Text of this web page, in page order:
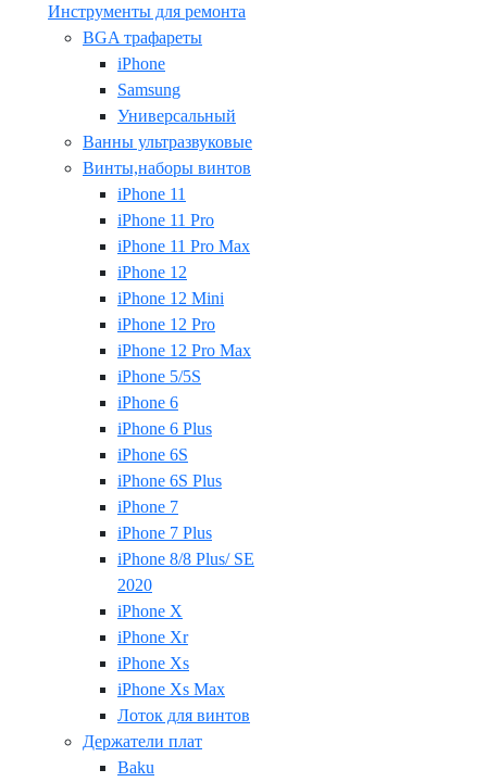
Инструменты для ремонта
BGA трафареты
iPhone
Samsung
Универсальный
Ванны ультразвуковые
Винты,наборы винтов
iPhone 11
iPhone 11 Pro
iPhone 11 Pro Max
iPhone 12
iPhone 12 Mini
iPhone 12 Pro
iPhone 12 Pro Max
iPhone 5/5S
iPhone 6
iPhone 6 Plus
iPhone 6S
iPhone 6S Plus
iPhone 7
iPhone 7 Plus
iPhone 8/8 Plus/ SE
2020
iPhone X
iPhone Xr
iPhone Xs
iPhone Xs Max
Лоток для винтов
Держатели плат
Baku